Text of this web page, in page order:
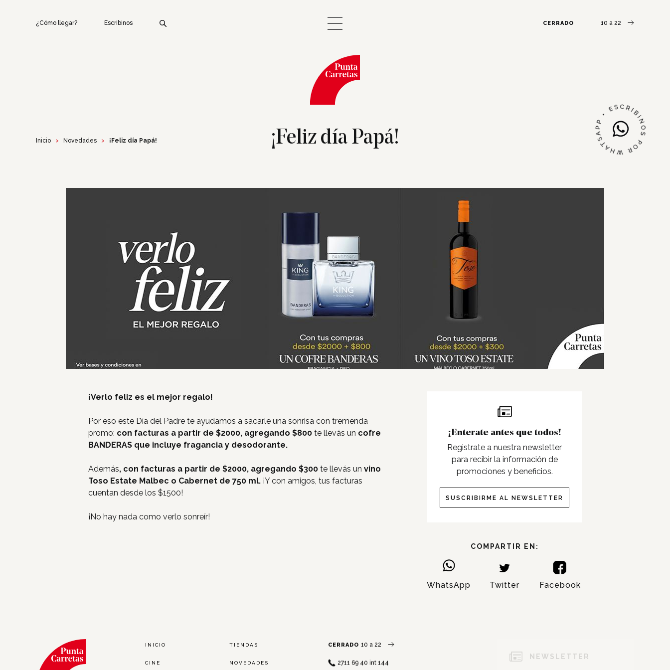
Inicio
Tiendas
Novedades
Gift Cards y Colectivos
Cine
Servicios
¿Cómo llegar? Escribinos CERRADO 10 a 22
Inicio Novedades ¡Feliz día Papá! ¡Feliz día Papá!
¡Verlo feliz es el mejor regalo!
Por eso este Día del Padre te ayudamos a sacarle una sonrisa con tremenda
promo: con facturas a partir de $2000, agregando $800 te llevás un cofre
BANDERAS que incluye fragancia y desodorante.
Además, con facturas a partir de $2000, agregando $300 te llevás un vino
Toso Estate Malbec o Cabernet de 750 ml. ¡Y con amigos, tus facturas
cuentan desde los $1500!
¡No hay nada como verlo sonreír!
¡Enterate antes que todos!
Registrate a nuestra newsletter
para recibir la información de
promociones y beneficios.
SUSCRIBIRME AL NEWSLETTER
COMPARTIR EN:
WhatsApp Twitter Facebook
INICIO TIENDAS
CINE NOVEDADES
CERRADO 10 a 22
2711 69 40 int 144
NEWSLETTER
EMAIL: